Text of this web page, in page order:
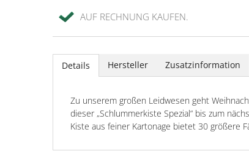
AUF RECHNUNG KAUFEN.
Details Hersteller Zusatzinformation
Zu unserem großen Leidwesen geht
dieser „Schlummerkiste Spezial“ bis zum
Kiste aus feiner Kartonage bietet 30 größere